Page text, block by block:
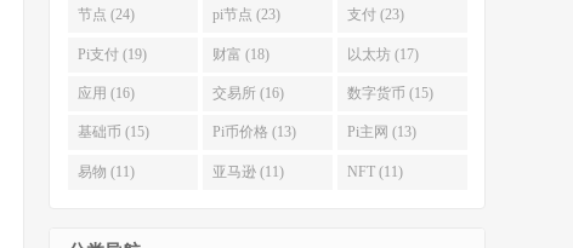
节点 (24) pi节点 (23) 支付 (23)
Pi支付 (19) 财富 (18) 以太坊 (17)
应用 (16) 交易所 (16) 数字货币 (15)
基础币 (15) Pi币价格 (13) Pi主网 (13)
易物 (11) 亚马逊 (11) NFT (11)